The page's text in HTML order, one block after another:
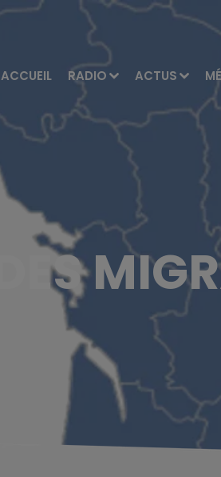
ACCUEIL RADIO ACTUS
DES